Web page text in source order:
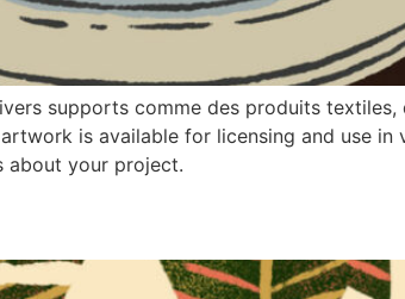
supports comme des produits
is available for licensing and use in
about your project.